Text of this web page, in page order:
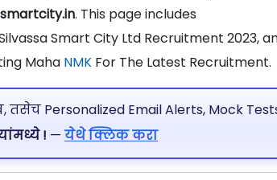
. This page includes
Smart City Ltd Recruitment 2023,
Maha NMK For The Latest Recruitment.
Personalized Email Alerts, Mock
! — येथे क्लिक करा